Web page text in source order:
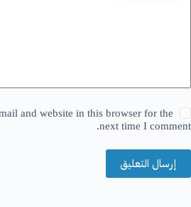
and website in this browser for the
next time I comment.
إرسال التعليق